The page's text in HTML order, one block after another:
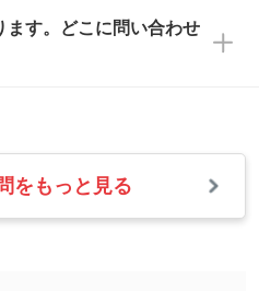
に変換してほしい
ョンや濃淡を表現した
淡色の場合、印刷をく
きは濃い印刷色が、柔
きは淡い印刷色が映え
印刷色が本体色に合わ
響しそうな場合は、ス
内することもございま
。
すが、至急担当スタッ
商品の状況を確認し、
・故障している場合
届いた場合
す。どこに問い合わせ
よりメールにてご連絡
のご質問も受け付けて
をもっと見る